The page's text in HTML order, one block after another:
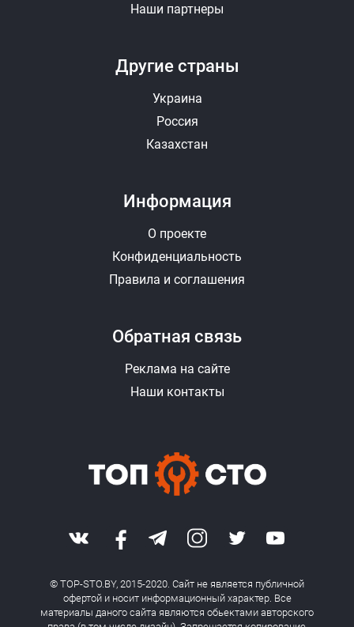
Другие страны
Украина
Россия
Казахстан
Наши партнеры
Информация
О проекте
Конфиденциальность
Правила и соглашения
Обратная связь
Реклама на сайте
Наши контакты
© TOP-STO.BY, 2015-2020. Сайт не является публичной
офертой и носит информационный характер. Все
материалы даного сайта являются обьектами авторского